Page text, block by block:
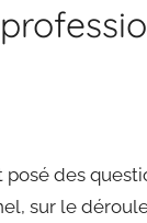
des
sur le